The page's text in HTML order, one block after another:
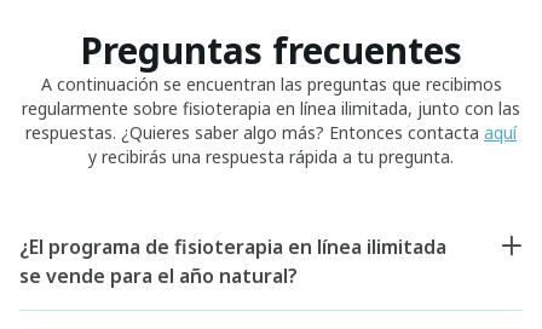
Preguntas frecuentes
A continuación se encuentran las preguntas que recibimos
regularmente sobre fisioterapia en línea ilimitada, junto con las
respuestas. ¿Quieres saber algo más? Entonces contacta aquí
y recibirás una respuesta rápida a tu pregunta.
¿El programa de fisioterapia en línea ilimitada
se vende para el año natural?